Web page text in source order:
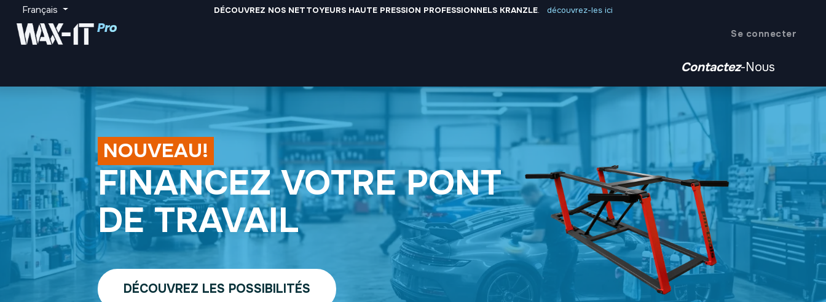
Se rendre au contenu
Français DÉCOUVREZ NOS NETTOYEURS HAUTE PRESSION PROFESSIONNELS KRANZLE. découvrez-les ici
Se connecter
demander un compte
Contactez-Nous
NOUVEAU!
FINANCEZ VOTRE PONT
DE TRAVAIL
DÉCOUVREZ LES POSSIBILITÉS